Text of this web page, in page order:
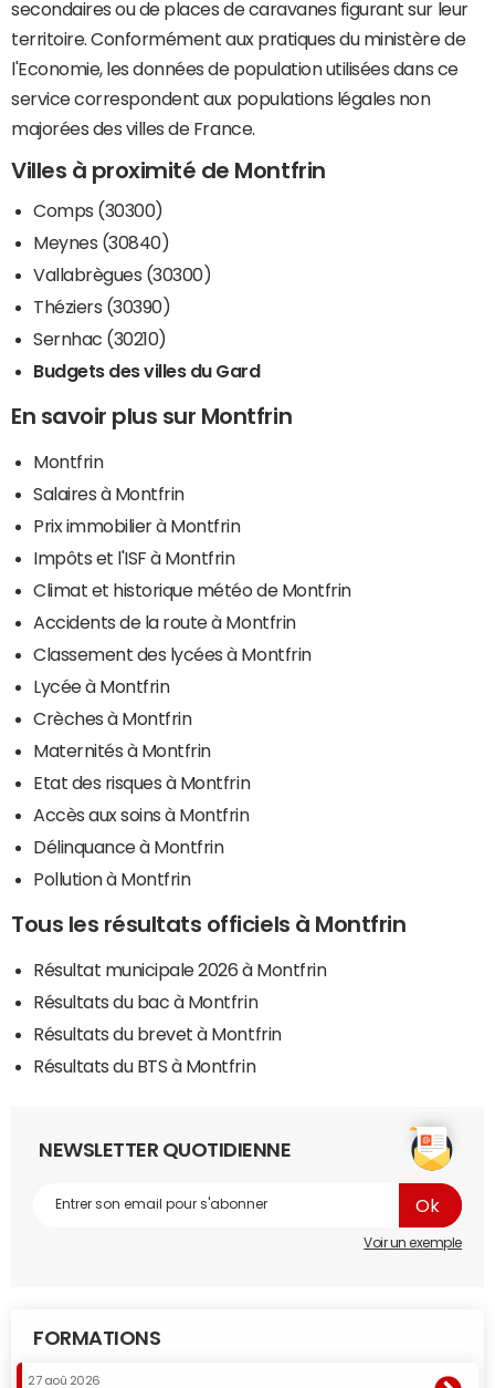
secondaires ou de places de caravanes figurant sur leur
territoire. Conformément aux pratiques du ministère de
l'Economie, les données de population utilisées dans ce
service correspondent aux populations légales non
majorées des villes de France.
Villes à proximité de Montfrin
Comps (30300)
Meynes (30840)
Vallabrègues (30300)
Théziers (30390)
Sernhac (30210)
Budgets des villes du Gard
En savoir plus sur Montfrin
Montfrin
Salaires à Montfrin
Prix immobilier à Montfrin
Impôts et l'ISF à Montfrin
Climat et historique météo de Montfrin
Accidents de la route à Montfrin
Classement des lycées à Montfrin
Lycée à Montfrin
Crèches à Montfrin
Maternités à Montfrin
Etat des risques à Montfrin
Accès aux soins à Montfrin
Délinquance à Montfrin
Pollution à Montfrin
Tous les résultats officiels à Montfrin
Résultat municipale 2026 à Montfrin
Résultats du bac à Montfrin
Résultats du brevet à Montfrin
Résultats du BTS à Montfrin
NEWSLETTER QUOTIDIENNE
Voir un exemple
FORMATIONS
27 aoû 2026